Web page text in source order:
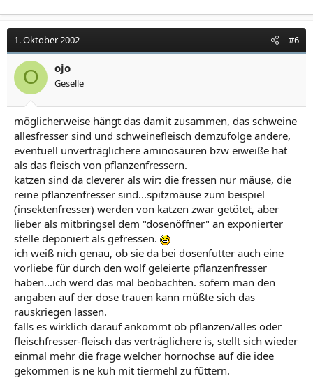
1. Oktober 2002 #6
O ojo
Geselle
möglicherweise hängt das damit zusammen, das schweine
allesfresser sind und schweinefleisch demzufolge andere,
eventuell unverträglichere aminosäuren bzw eiweiße hat
als das fleisch von pflanzenfressern.
katzen sind da cleverer als wir: die fressen nur mäuse, die
reine pflanzenfresser sind...spitzmäuse zum beispiel
(insektenfresser) werden von katzen zwar getötet, aber
lieber als mitbringsel dem "dosenöffner" an exponierter
stelle deponiert als gefressen.
ich weiß nich genau, ob sie da bei dosenfutter auch eine
vorliebe für durch den wolf geleierte pflanzenfresser
haben...ich werd das mal beobachten. sofern man den
angaben auf der dose trauen kann müßte sich das
rauskriegen lassen.
falls es wirklich darauf ankommt ob pflanzen/alles oder
fleischfresser-fleisch das verträglichere is, stellt sich wieder
einmal mehr die frage welcher hornochse auf die idee
gekommen is ne kuh mit tiermehl zu füttern.